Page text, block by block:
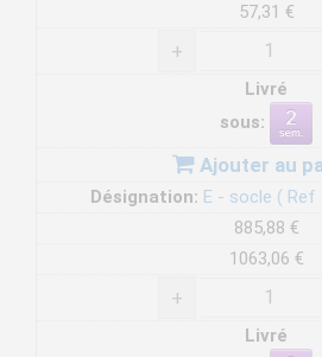
57,31 €
+
Livré
sous:
Ajouter au
Désignation: E - socle ( Ref
885,88 €
1063,06 €
+
Livré